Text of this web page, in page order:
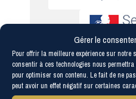
Gérer le
Pour offrir la meilleure expérience sur
consentir à ces technologies nous
pour optimiser son contenu. Le fait de ne
peut avoir un effet négatif sur certaines
Accueil particuliers>
Élections>Carte
d'identité perdue ou
timbre fiscal ?